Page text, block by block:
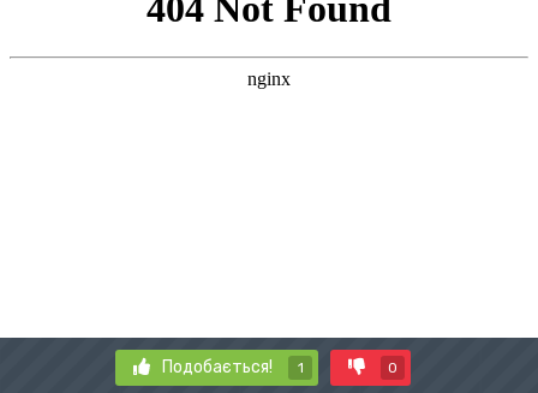
Подобається! 1 0